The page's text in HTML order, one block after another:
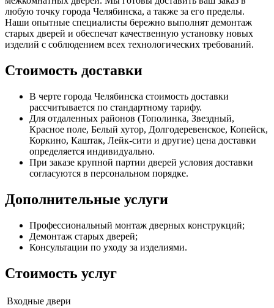
любую точку города Челябинска, а также за его пределы.
Наши опытные специалисты бережно выполнят демонтаж
старых дверей и обеспечат качественную установку новых
изделий с соблюдением всех технологических требований.
Стоимость доставки
В черте города Челябинска стоимость доставки
рассчитывается по стандартному тарифу.
Для отдаленных районов (Тополинка, Звездный,
Красное поле, Белый хутор, Долгодеревенское, Копейск,
Коркино, Каштак, Лейк-сити и другие) цена доставки
определяется индивидуально.
При заказе крупной партии дверей условия доставки
согласуются в персональном порядке.
Дополнительные услуги
Профессиональный монтаж дверных конструкций;
Демонтаж старых дверей;
Консультации по уходу за изделиями.
Стоимость услуг
Входные двери